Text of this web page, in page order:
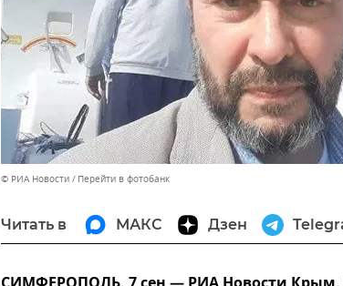
© РИА Новости Перейти в фотобанк
Читать в МАКС Дзен